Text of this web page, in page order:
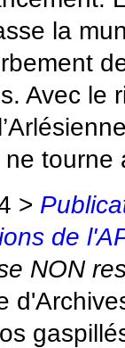
la
Avec le
ne
>
de
NON